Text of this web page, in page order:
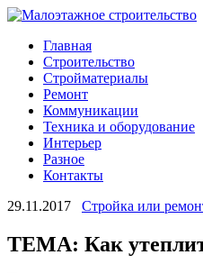
Главная
Строительство
Стройматериалы
Ремонт
Коммуникации
Техника и оборудование
Интерьер
Разное
Контакты
29.11.2017
Стройка или
ТЕМА: Как